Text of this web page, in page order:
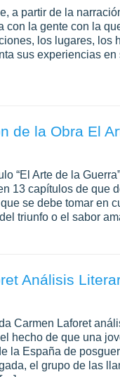
a partir de la
con la gente con la
los lugares, los
sus experiencias
de la Obra El
“El Arte de la
13 capítulos de que
se debe tomar en
triunfo o el sabor
Análisis
Carmen Laforet
hecho de que una
la España de
el grupo de las